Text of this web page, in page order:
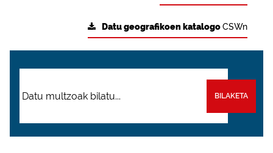
Datu geografikoen katalogoCSWn
BILAKETA